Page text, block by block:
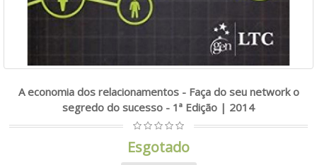
A economia dos relacionamentos - Faça do seu network o
segredo do sucesso - 1ª Edição | 2014
Esgotado